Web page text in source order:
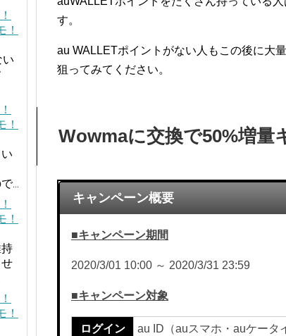
す。
au WALLETポイントがない人もこの後に大
狙ってみてください。
Wowmaに交換で50%増量
キャンペーン概要
■キャンペーン期間
2020/3/01 10:00 ～ 2020/3/31 23:59
■キャンペーン対象
ログイン
au ID（auスマホ・auケータ
！
い
！
...
！
！